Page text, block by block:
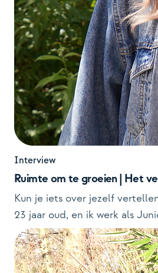
Interview
Ruimte om te groeien | Het
Kun je iets over jezelf
23 jaar oud, en ik werk als